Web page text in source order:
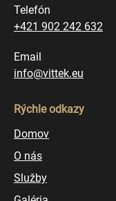
Telefón
+421 902 242 632
Email
info@vittek.eu
Rýchle odkazy
Domov
O nás
Služby